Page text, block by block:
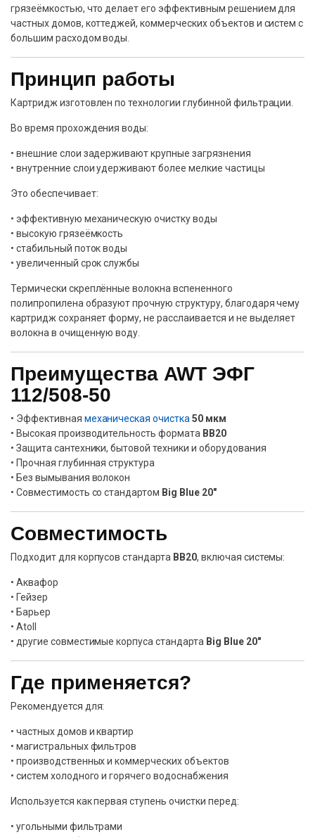
грязеёмкостью, что делает его эффективным решением для
частных домов, коттеджей, коммерческих объектов и систем с
большим расходом воды.
Принцип работы
Картридж изготовлен по технологии глубинной фильтрации.
Во время прохождения воды:
• внешние слои задерживают крупные загрязнения
• внутренние слои удерживают более мелкие частицы
Это обеспечивает:
• эффективную механическую очистку воды
• высокую грязеёмкость
• стабильный поток воды
• увеличенный срок службы
Термически скреплённые волокна вспененного
полипропилена образуют прочную структуру, благодаря чему
картридж сохраняет форму, не расслаивается и не выделяет
волокна в очищенную воду.
Преимущества AWT ЭФГ
112/508-50
• Эффективная механическая очистка 50 мкм
• Высокая производительность формата BB20
• Защита сантехники, бытовой техники и оборудования
• Прочная глубинная структура
• Без вымывания волокон
• Совместимость со стандартом Big Blue 20″
Совместимость
Подходит для корпусов стандарта BB20, включая системы:
• Аквафор
• Гейзер
• Барьер
• Atoll
• другие совместимые корпуса стандарта Big Blue 20″
Где применяется?
Рекомендуется для:
• частных домов и квартир
• магистральных фильтров
• производственных и коммерческих объектов
• систем холодного и горячего водоснабжения
Используется как первая ступень очистки перед:
• угольными фильтрами